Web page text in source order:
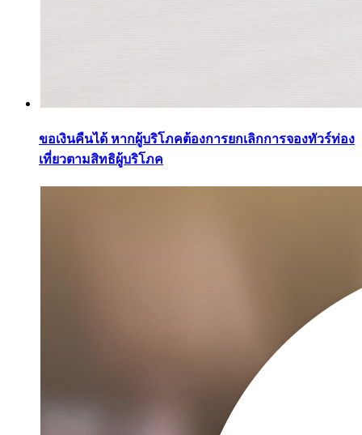
ขอเงินคืนได้ หากผู้บริโภคต้องการยกเลิกการจองทัวร์ท่อง
เที่ยวตามสิทธิผู้บริโภค